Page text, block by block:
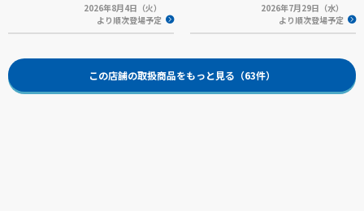
2026年8月4日（火）
より順次登場予定
2026年7月29日（水）
より順次登場予定
この店舗の取扱商品をもっと見る（63件）